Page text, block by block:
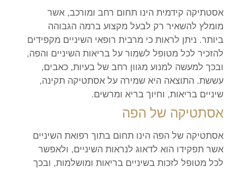
אסטתיקה קידמית הינו תחום רחב ומורכב, אשר
מומלץ להשאיר רק לבעל מקצוע ברמה הגבוהה
ביותר. ניתן לראות כי מרבית רופאי השיניים מקפידים
להזכיר לכל מטופל לשמור על בריאות השיניים והפה,
ובכך למעשה למנוע מגוון רחב של בעיות, כאבים,
עששת. התוצאה היא שמירה על אסתטיקה תקינה,
שיניים בריאות, וחיוך בריא ומרשים.
אסתטיקה של הפה
אסתטיקה של הפה הינו תחום בתוך רפואת השיניים
אשר תפקידו הוא לדאוג לנראות השיניים, ולאפשר
לכל מטופל לזכות בשיניים בריאות ומושלמות, ובכך